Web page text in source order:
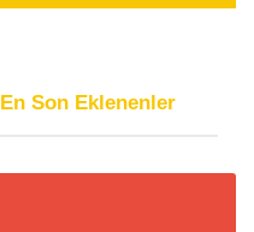
En Son Eklenenler